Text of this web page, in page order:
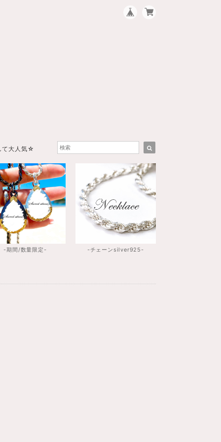
て大人気☆
-期間/数量限定- -チェーンsilver925-